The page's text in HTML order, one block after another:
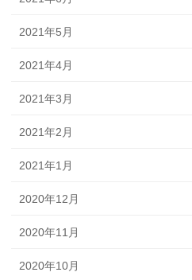
2021年5月
2021年4月
2021年3月
2021年2月
2021年1月
2020年12月
2020年11月
2020年10月